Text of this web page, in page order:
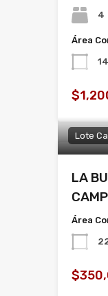
4
Área
Lote
LA
Área